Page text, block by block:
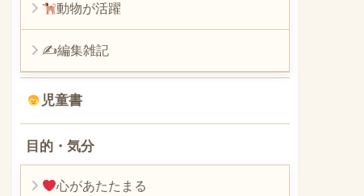
動物が活躍
✍編集雑記
児童書
目的・気分
心があたたまる